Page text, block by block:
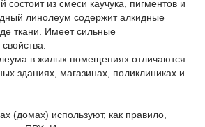
состоит из смеси каучука, пигментов и
линолеум содержит алкидные
ткани. Имеет сильные
в жилых помещениях отличаются
зданиях, магазинах, поликлиниках и
(домах) используют, как правило,